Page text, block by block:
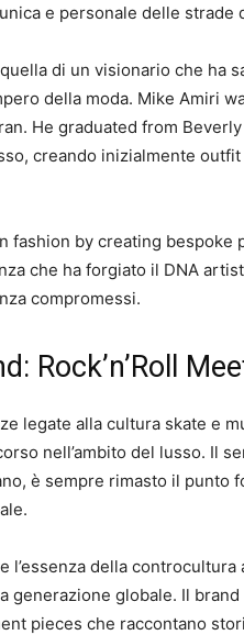
e personale delle strade
di un visionario che ha
della moda. Mike Amiri
He graduated from
creando inizialmente
fashion by creating bespoke
che ha forgiato il DNA
compromessi.
Rock’n’Roll
legate alla cultura skate e
nell’ambito del lusso. Il
è sempre rimasto il punto
l’essenza della
generazione globale. Il
pieces che raccontano